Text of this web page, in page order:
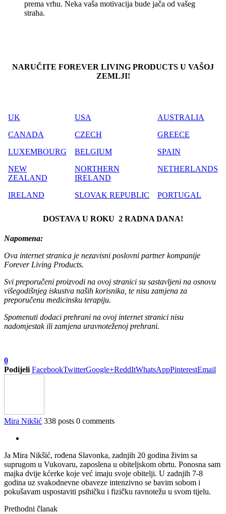
prema vrhu. Neka vaša motivacija bude jača od vašeg
straha.
NARUČITE FOREVER LIVING PRODUCTS U VAŠOJ
ZEMLJI!
UK USA
AUSTRALIA
CANADA
CZECH
GREECE
LUXEMBOURG
BELGIUM
SPAIN
NEW
ZEALAND
NORTHERN
IRELAND
NETHERLANDS
IRELAND SLOVAK REPUBLIC PORTUGAL
DOSTAVA U ROKU 2 RADNA DANA!
Napomena:
Ova internet stranica je nezavisni poslovni partner kompanije
Forever Living Products.
Svi preporučeni proizvodi na ovoj stranici su sastavljeni na osnovu
višegodišnjeg iskustva naših korisnika, te nisu zamjena za
preporučenu medicinsku terapiju.
Spomenuti dodaci prehrani na ovoj internet stranici nisu
nadomjestak ili zamjena uravnoteženoj prehrani.
0
Podijeli FacebookTwitterGoogle+ReddItWhatsAppPinterestEmail
Mira Nikšić 338 posts 0 comments
Ja Mira Nikšić, rođena Slavonka, zadnjih 20 godina živim sa
suprugom u Vukovaru, zaposlena u obiteljskom obrtu. Ponosna sam
majka dvije kćerke koje već imaju svoje obitelji. U zadnjih 7-8
godina uz svakodnevne obaveze intenzivno se bavim sobom i
pokušavam uspostaviti psihičku i fizičku ravnotežu u svom tijelu.
Prethodni članak